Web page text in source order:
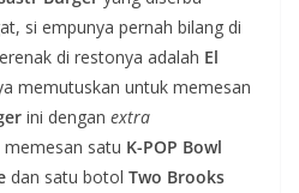
si empunya pernah bilang di
di restonya adalah El
memutuskan untuk memesan
ini dengan extra
memesan satu K-POP Bowl
dan satu botol Two Brooks